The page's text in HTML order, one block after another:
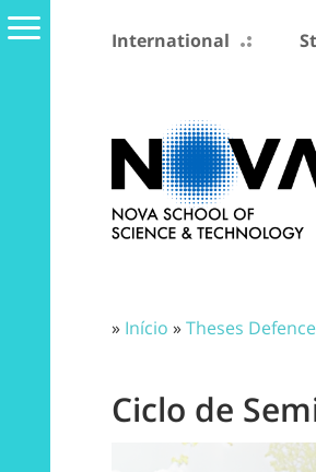
International
» Início »Theses Defence
Ciclo de